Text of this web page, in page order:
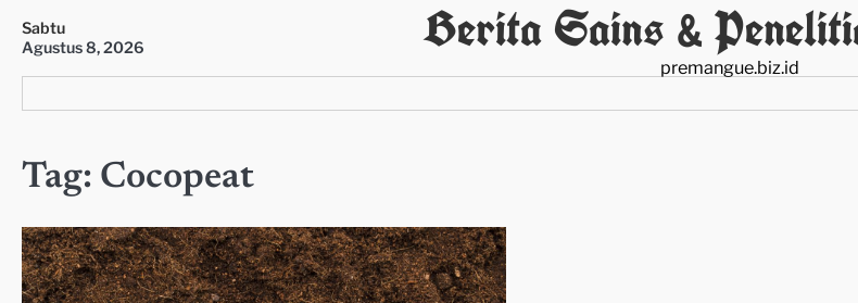
content
Sabtu
Agustus 8, 2026
Berita Sains &
premangue.biz.id
Tag: Cocopeat